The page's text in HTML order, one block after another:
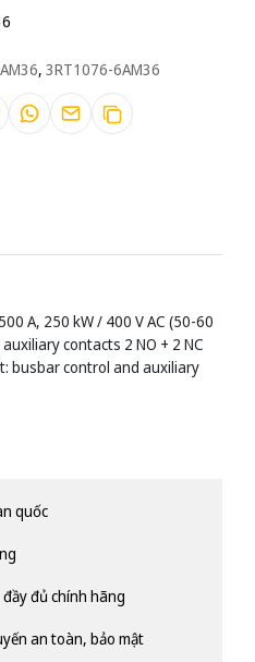
, 3RT1076-6AM36
A, 250 kW / 400 V AC (50-60
contacts 2 NO + 2 NC
busbar control and auxiliary
quốc
đủ chính hãng
an toàn, bảo mật